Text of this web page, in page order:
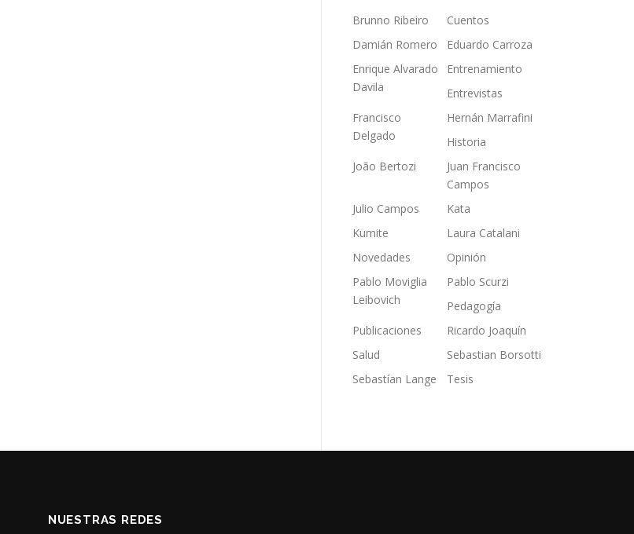
Brunno Ribeiro
Cuentos
Damián Romero
Eduardo Carroza
Enrique Alvarado
Davila
Entrenamiento
Entrevistas
Francisco
Delgado
Hernán Marrafini
Historia
João Bertozi
Juan Francisco
Campos
Julio Campos
Kata
Kumite
Laura Catalani
Novedades
Opinión
Pablo Moviglia
Leibovich
Pablo Scurzi
Pedagogía
Publicaciones
Ricardo Joaquín
Salud
Sebastian Borsotti
Sebastían Lange
Tesis
NUESTRAS REDES